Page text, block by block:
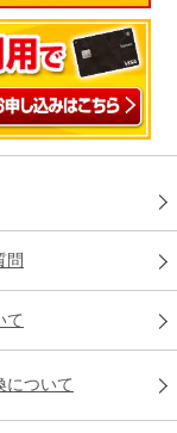
問
て
について